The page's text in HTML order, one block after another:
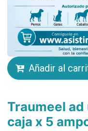
Añadir al
Traumeel
caja x 5